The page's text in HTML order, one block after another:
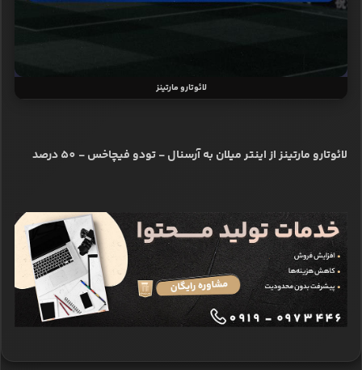
لائوتارو مارتینز
لائوتارو مارتینز از اینتر میلان به آرسنال - تودو فیچاخس - 50 درصد